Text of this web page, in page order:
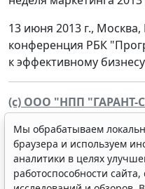
13 июня 2013 г.,
конференция РБК
к эффективному
(c) ООО "НПП "ГАРАНТ-
2013. Система ГАРАНТ
Компания "Гарант" и
участниками
информации ГАРАНТ.
Мы обрабатываем
браузера и используем
аналитики в целях
работоспособности сайта,